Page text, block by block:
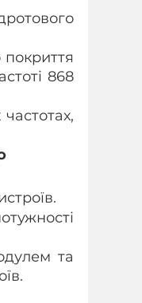
868
та